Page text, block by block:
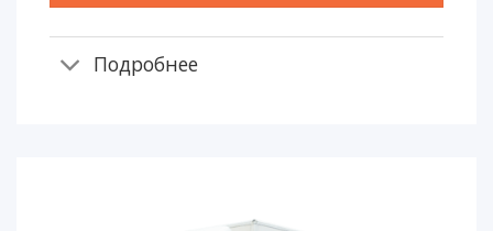
Подробнее